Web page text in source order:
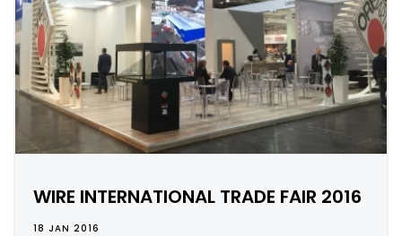
WIRE INTERNATIONAL TRADE FAIR 2016
18 JAN 2016